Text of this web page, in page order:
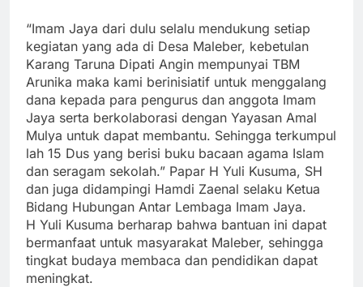
“Imam Jaya dari dulu selalu mendukung setiap
kegiatan yang ada di Desa Maleber, kebetulan
Karang Taruna Dipati Angin mempunyai TBM
Arunika maka kami berinisiatif untuk menggalang
dana kepada para pengurus dan anggota Imam
Jaya serta berkolaborasi dengan Yayasan Amal
Mulya untuk dapat membantu. Sehingga terkumpul
lah 15 Dus yang berisi buku bacaan agama Islam
dan seragam sekolah.” Papar H Yuli Kusuma, SH
dan juga didampingi Hamdi Zaenal selaku Ketua
Bidang Hubungan Antar Lembaga Imam Jaya.
H Yuli Kusuma berharap bahwa bantuan ini dapat
bermanfaat untuk masyarakat Maleber, sehingga
tingkat budaya membaca dan pendidikan dapat
meningkat.